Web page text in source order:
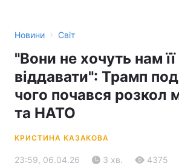
Новини › Світ
"Вони не хочуть нам її
віддавати": Трамп
чого почався
та НАТО
КРИСТИНА КАЗАКОВА
23:59, 06.04.26 3 хв. 4375